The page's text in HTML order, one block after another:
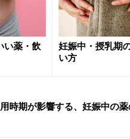
い薬・飲
妊娠中・授乳期
い方
時期が影響する、妊娠中の